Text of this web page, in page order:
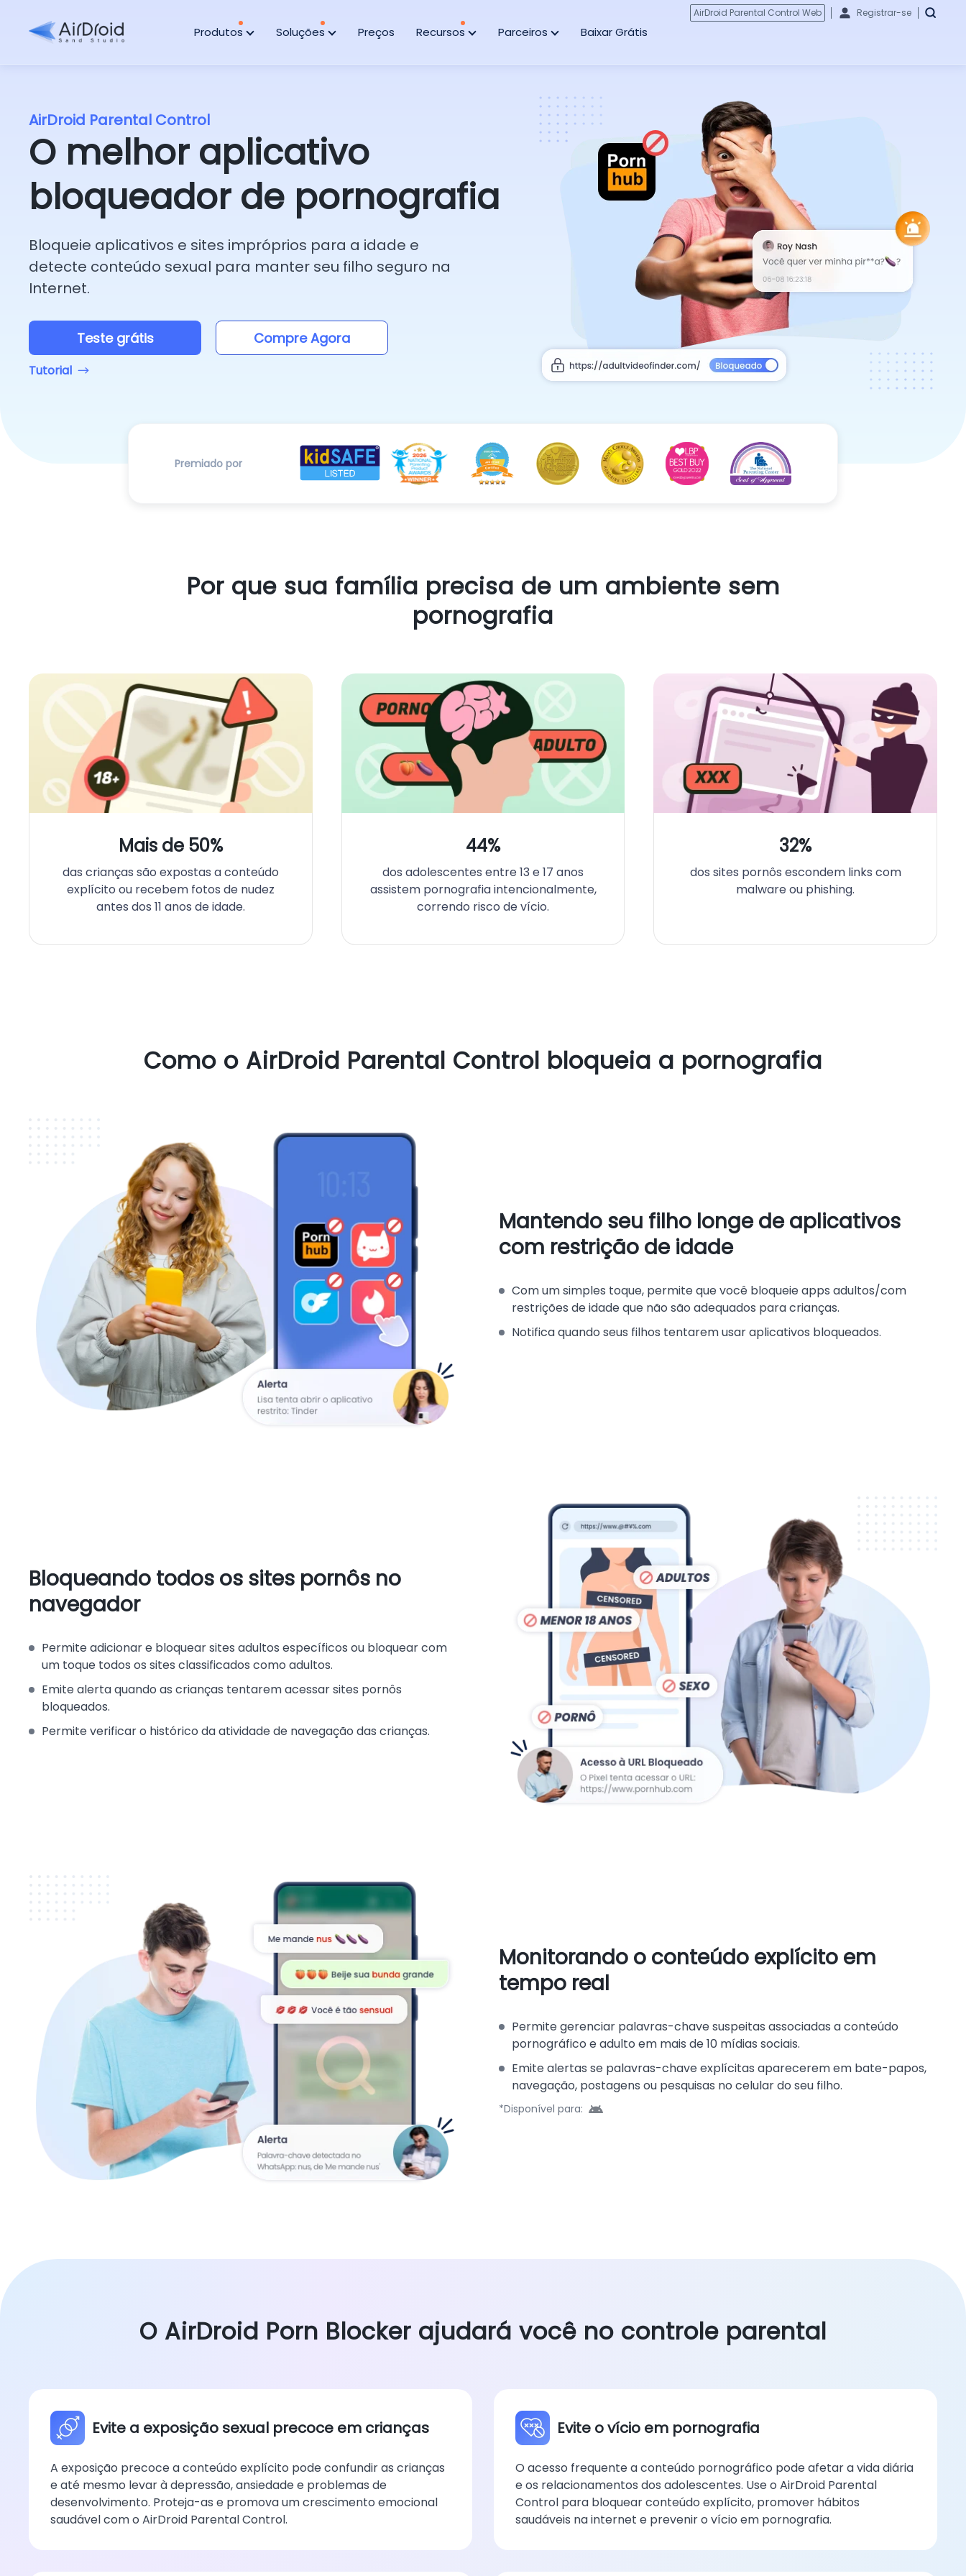
Produtos Soluções Preços Recursos Parceiros Baixar Grátis
AirDroid Parental Control Web Registrar-se
AirDroid Parental Control
O melhor aplicativo
bloqueador de pornografia
Bloqueie aplicativos e sites impróprios para a idade e
detecte conteúdo sexual para manter seu filho seguro na
Internet.
Teste grátis Compre Agora
Tutorial
Premiado por
Por que sua família precisa de um ambiente sem
pornografia
Mais de 50%
das crianças são expostas a conteúdo
explícito ou recebem fotos de nudez
antes dos 11 anos de idade.
44%
dos adolescentes entre 13 e 17 anos
assistem pornografia intencionalmente,
correndo risco de vício.
32%
dos sites pornôs escondem links com
malware ou phishing.
Como o AirDroid Parental Control bloqueia a pornografia
Mantendo seu filho longe de aplicativos
com restrição de idade
Com um simples toque, permite que você bloqueie apps adultos/com
restrições de idade que não são adequados para crianças.
Notifica quando seus filhos tentarem usar aplicativos bloqueados.
Bloqueando todos os sites pornôs no
navegador
Permite adicionar e bloquear sites adultos específicos ou bloquear com
um toque todos os sites classificados como adultos.
Emite alerta quando as crianças tentarem acessar sites pornôs
bloqueados.
Permite verificar o histórico da atividade de navegação das crianças.
Monitorando o conteúdo explícito em
tempo real
Permite gerenciar palavras-chave suspeitas associadas a conteúdo
pornográfico e adulto em mais de 10 mídias sociais.
Emite alertas se palavras-chave explícitas aparecerem em bate-papos,
navegação, postagens ou pesquisas no celular do seu filho.
*Disponível para:
O AirDroid Porn Blocker ajudará você no controle parental
Evite a exposição sexual precoce em crianças
A exposição precoce a conteúdo explícito pode confundir as crianças
e até mesmo levar à depressão, ansiedade e problemas de
desenvolvimento. Proteja-as e promova um crescimento emocional
saudável com o AirDroid Parental Control.
Evite o vício em pornografia
O acesso frequente a conteúdo pornográfico pode afetar a vida diária
e os relacionamentos dos adolescentes. Use o AirDroid Parental
Control para bloquear conteúdo explícito, promover hábitos
saudáveis ​​na internet e prevenir o vício em pornografia.